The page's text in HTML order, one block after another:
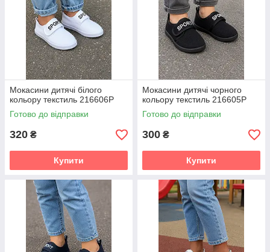
Мокасини дитячі білого
кольору текстиль 216606P
Готово до відправки
320 ₴
Купити
Мокасини дитячі чорного
кольору текстиль 216605P
Готово до відправки
300 ₴
Купити